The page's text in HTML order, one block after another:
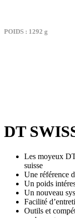
POIDS : 1292 g
DT
Les moyeux
suisse
Une référence
Un poids
Un nouveau
Facilité
Outils et